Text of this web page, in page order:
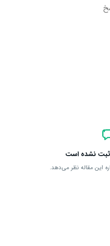
نشده است
این مقاله نظر می‌دهد.